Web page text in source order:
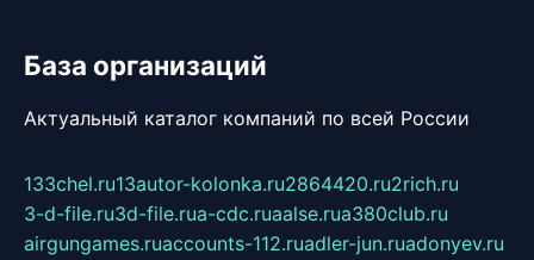
База организаций
Актуальный каталог компаний по всей России
133chel.ru13autor-kolonka.ru2864420.ru2rich.ru
3-d-file.ru3d-file.rua-cdc.ruaalse.rua380club.ru
airgungames.ruaccounts-112.ruadler-jun.ruadonyev.ru